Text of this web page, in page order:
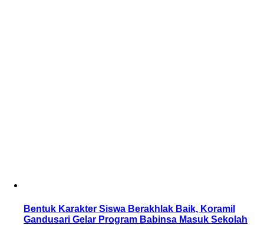
Bentuk Karakter Siswa Berakhlak Baik, Koramil
Gandusari Gelar Program Babinsa Masuk Sekolah